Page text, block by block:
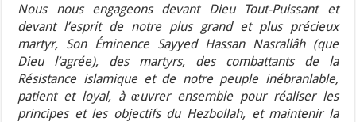
Nous nous engageons devant Dieu Tout-Puissant et
devant l’esprit de notre plus grand et plus précieux
martyr, Son Éminence Sayyed Hassan Nasrallâh (que
Dieu l’agrée), des martyrs, des combattants de la
Résistance islamique et de notre peuple inébranlable,
patient et loyal, à œuvrer ensemble pour réaliser les
principes et les objectifs du Hezbollah, et maintenir la